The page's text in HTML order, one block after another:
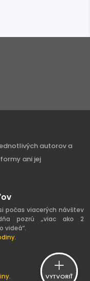
VYTVORIŤ
autorov a
ani jej
počas viacerých návštev
pozrú „viac ako 2
videá“.